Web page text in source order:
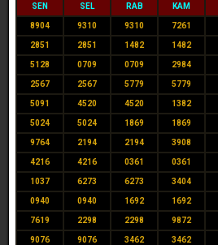
SEN SEL RAB KAM
8904 9310 9310 7261
2851 2851 1482 1482
5128 0709 0709 2984
2567 2567 5779 5779
5091 4520 4520 1382
5024 5024 1869 1869
9764 2194 2194 3908
4216 4216 0361 0361
1037 6273 6273 3404
0940 0940 1692 1692
7619 2298 2298 9872
9076 9076 3462 3462